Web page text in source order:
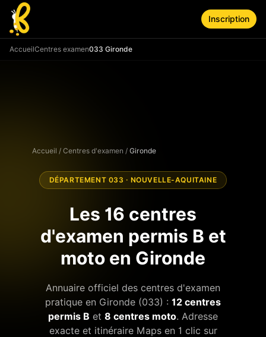
Aller au contenu principal
Inscription
AccueilCentres examen033 Gironde
Accueil / Centres d'examen / Gironde
DÉPARTEMENT 033 · NOUVELLE-AQUITAINE
Les 16 centres
d'examen permis B et
moto en Gironde
Annuaire officiel des centres d'examen
pratique en Gironde (033) : 12 centres
permis B et 8 centres moto. Adresse
exacte et itinéraire Maps en 1 clic sur